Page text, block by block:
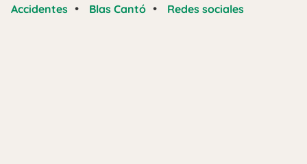
Accidentes • Blas Cantó • Redes sociales